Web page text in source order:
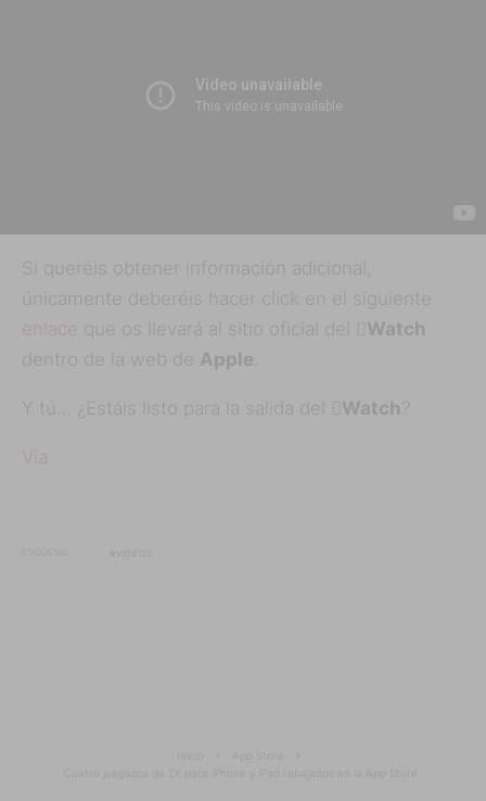
Si queréis obtener información adicional,
únicamente deberéis hacer click en el siguiente
enlace que os llevará al sitio oficial del
Watch
dentro de la web de Apple
Y tú… ¿Estáis listo para la salida del Watch?
Vía
ETIQUETAS
App Store
Cuatro juegazos de 2K para iPhone y iPad rebajados en la App Store